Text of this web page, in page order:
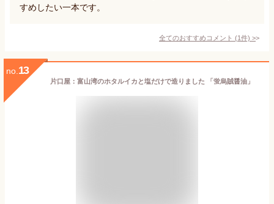
すめしたい一本です。
全てのおすすめコメント (1件) >
no. 13
片口屋：富山湾のホタルイカと塩だけで造りました 「蛍烏賊醤油」